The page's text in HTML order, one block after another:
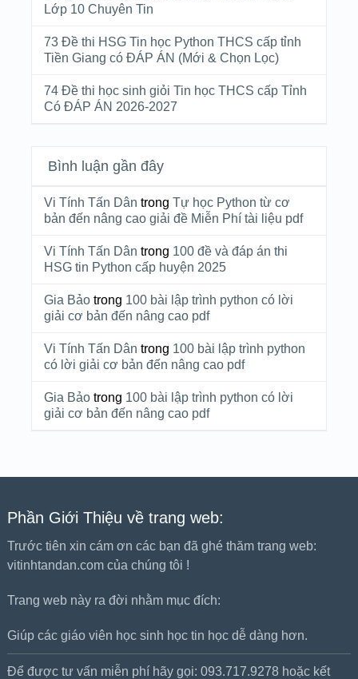
Lớp 10 Chuyên Tin
73 Đề thi HSG Tin học Python THCS cấp tỉnh
Tiền Giang có ĐÁP ÁN (Mới & Chọn Lọc)
74 Đề thi học sinh giỏi Tin học THCS cấp Tỉnh
Có ĐÁP ÁN 2026-2027
Bình luận gần đây
Vi Tính Tấn Dân trong Tự học Python từ cơ
bản đến nâng cao giải đề Miễn Phí tài liệu pdf
Vi Tính Tấn Dân trong 100 đề và đáp án thi
HSG tin Python cấp huyện 2025
Gia Bảotrong 100 bài lập trình python có lời
giải cơ bản đến nâng cao pdf
Vi Tính Tấn Dân trong 100 bài lập trình python
có lời giải cơ bản đến nâng cao pdf
Gia Bảotrong 100 bài lập trình python có lời
giải cơ bản đến nâng cao pdf
Phần Giới Thiệu về trang web:
Trước tiên xin cám ơn các bạn đã ghé thăm trang web:
vitinhtandan.com của chúng tôi !
Trang web này ra đời nhằm mục đích:
Giúp các giáo viên học sinh học tin học dễ dàng hơn.
Để được tư vấn miễn phí hãy gọi: 093.717.9278 hoặc kết